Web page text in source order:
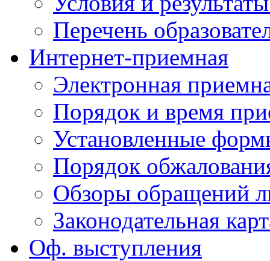
Перечень
Интернет-приемная
Электронная
Порядок и время
Установленные
Порядок
Обзоры обращений
Законодательная
Оф. выступления